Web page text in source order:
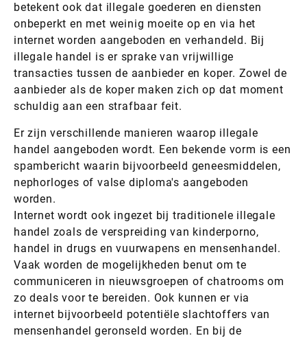
betekent ook dat illegale goederen en diensten
onbeperkt en met weinig moeite op en via het
internet worden aangeboden en verhandeld. Bij
illegale handel is er sprake van vrijwillige
transacties tussen de aanbieder en koper. Zowel de
aanbieder als de koper maken zich op dat moment
schuldig aan een strafbaar feit.
Er zijn verschillende manieren waarop illegale
handel aangeboden wordt. Een bekende vorm is een
spambericht waarin bijvoorbeeld geneesmiddelen,
nephorloges of valse diploma's aangeboden
worden.
Internet wordt ook ingezet bij traditionele illegale
handel zoals de verspreiding van kinderporno,
handel in drugs en vuurwapens en mensenhandel.
Vaak worden de mogelijkheden benut om te
communiceren in nieuwsgroepen of chatrooms om
zo deals voor te bereiden. Ook kunnen er via
internet bijvoorbeeld potentiële slachtoffers van
mensenhandel geronseld worden. En bij de